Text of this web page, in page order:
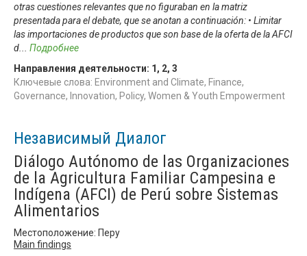
otras cuestiones relevantes que no figuraban en la matriz
presentada para el debate, que se anotan a continuación: • Limitar
las importaciones de productos que son base de la oferta de la AFCI
d
Подробнее
Направления деятельности: 1 , 2, 3
Ключевые слова: Environment and Climate, Finance,
Governance, Innovation, Policy, Women & Youth Empowerment
Независимый Диалог
Diálogo Autónomo de las Organizaciones
de la Agricultura Familiar Campesina e
Indígena (AFCI) de Perú sobre Sistemas
Alimentarios
Местоположение: Перу
Main findings